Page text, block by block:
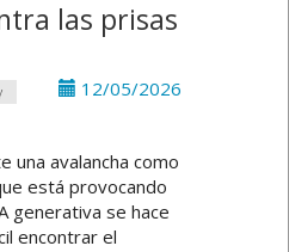
las prisas
12/05/2026
una avalancha como
está provocando
generativa se hace
encontrar el